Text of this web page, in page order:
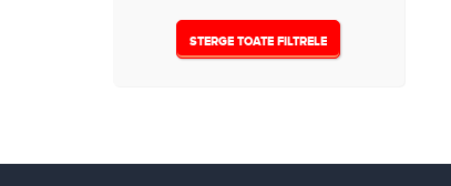
32(1)
STERGE TOATE FILTRELE